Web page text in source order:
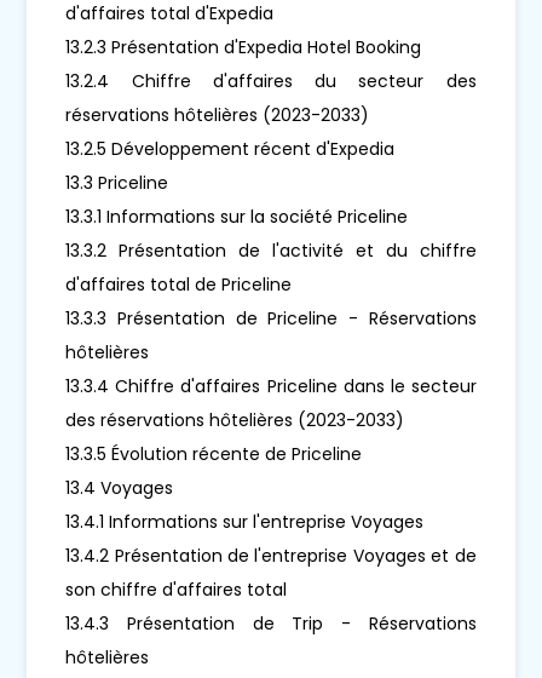
d'affaires total d'Expedia
13.2.3 Présentation d'Expedia Hotel Booking
13.2.4 Chiffre d'affaires du secteur des
réservations hôtelières (2023-2033)
13.2.5 Développement récent d'Expedia
13.3 Priceline
13.3.1 Informations sur la société Priceline
13.3.2 Présentation de l'activité et du chiffre
d'affaires total de Priceline
13.3.3 Présentation de Priceline - Réservations
hôtelières
13.3.4 Chiffre d'affaires Priceline dans le secteur
des réservations hôtelières (2023-2033)
13.3.5 Évolution récente de Priceline
13.4 Voyages
13.4.1 Informations sur l'entreprise Voyages
13.4.2 Présentation de l'entreprise Voyages et de
son chiffre d'affaires total
13.4.3 Présentation de Trip - Réservations
hôtelières